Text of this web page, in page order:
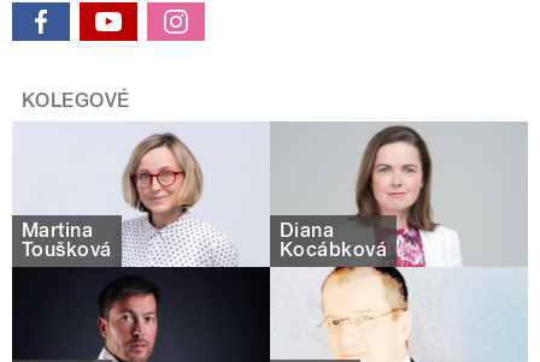
KOLEGOVÉ
Martina
Toušková
Diana
Kocábková